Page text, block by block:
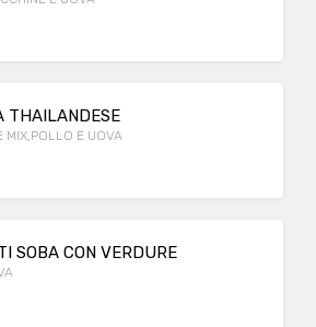
THAILANDESE
MIX,POLLO E UOVA
SOBA CON VERDURE